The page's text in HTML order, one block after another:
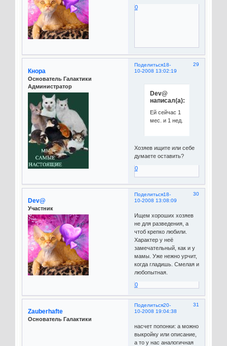
0
Поделиться 29
18-
10-2008 13:02:19
Кнора
Основатель Галактики
Администратор
Dev@
написал(а):
Ей сейчас 1
мес. и 1 нед.
Хозяев ищите или себе
думаете оставить?
0
Поделиться 30
18-
10-2008 13:08:09
Dev@
Участник
Ищем хороших хозяев
не для разведения, а
чтоб крепко любили.
Характер у неё
замечательный, как и у
мамы. Уже нежно урчит,
когда гладишь. Смелая и
любопытная.
0
Поделиться 31
20-
10-2008 19:04:38
Zauberhafte
Основатель Галактики
насчет попонки: а можно
выкройку или описание,
а то у нас аналогичная